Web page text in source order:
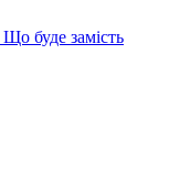
буде замість